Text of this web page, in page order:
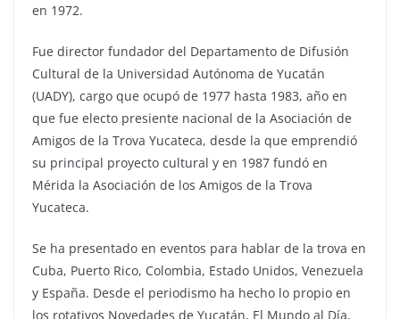
en 1972.
Fue director fundador del Departamento de Difusión
Cultural de la Universidad Autónoma de Yucatán
(UADY), cargo que ocupó de 1977 hasta 1983, año en
que fue electo presiente nacional de la Asociación de
Amigos de la Trova Yucateca, desde la que emprendió
su principal proyecto cultural y en 1987 fundó en
Mérida la Asociación de los Amigos de la Trova
Yucateca.
Se ha presentado en eventos para hablar de la trova en
Cuba, Puerto Rico, Colombia, Estado Unidos, Venezuela
y España. Desde el periodismo ha hecho lo propio en
los rotativos Novedades de Yucatán, El Mundo al Día,